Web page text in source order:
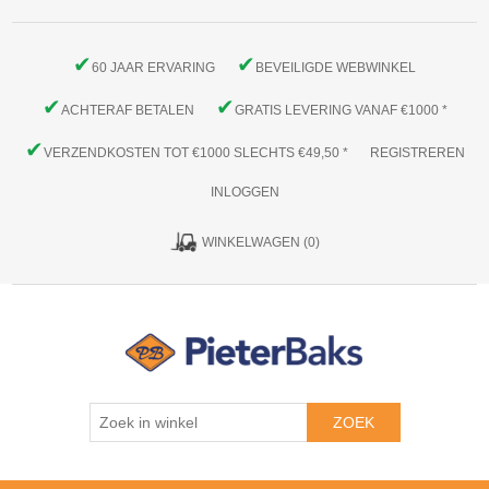
✔60 JAAR ERVARING ✔ BEVEILIGDE WEBWINKEL
✔ACHTERAF BETALEN ✔GRATIS LEVERING VANAF €1000 *
✔VERZENDKOSTEN TOT €1000 SLECHTS €49,50 * REGISTREREN
INLOGGEN
WINKELWAGEN (0)
ZOEK